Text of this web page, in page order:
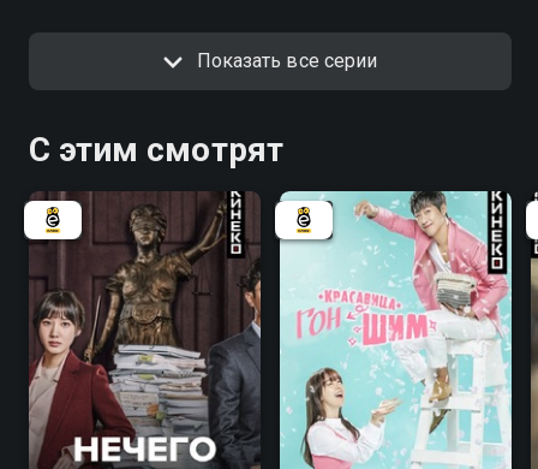
Показать все серии
С этим смотрят